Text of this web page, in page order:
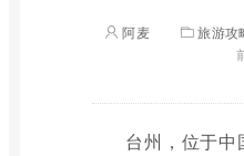
阿麦 旅游攻
台州，位于中